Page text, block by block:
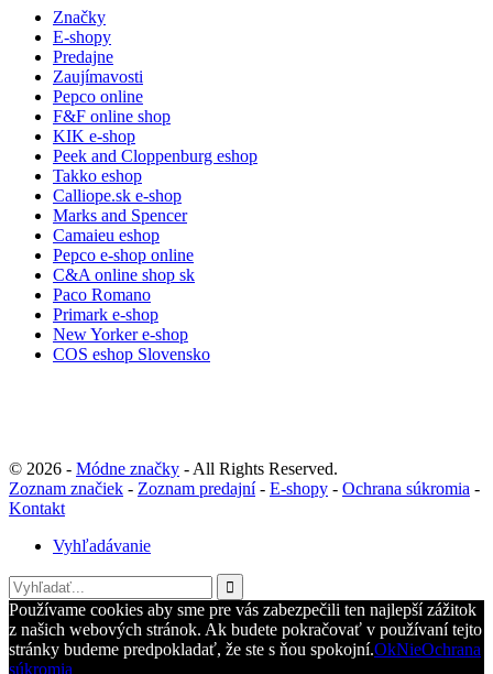
Značky
E-shopy
Predajne
Zaujímavosti
Pepco online
F&F online shop
KIK e-shop
Peek and Cloppenburg eshop
Takko eshop
Calliope.sk e-shop
Marks and Spencer
Camaieu eshop
Pepco e-shop online
C&A online shop sk
Paco Romano
Primark e-shop
New Yorker e-shop
COS eshop Slovensko
© 2026 - Módne značky - All Rights Reserved.
Zoznam značiek - Zoznam predajní- E-shopy - Ochrana súkromia -
Kontakt
Vyhľadávanie
Používame cookies aby sme pre vás zabezpečili ten najlepší zážitok
z našich webových stránok. Ak budete pokračovať v používaní tejto
stránky budeme predpokladať, že ste s ňou spokojní.OkNieOchrana
súkromia